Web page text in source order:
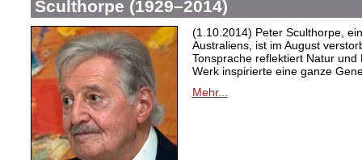
Sculthorpe (1929–2014)
(1.10.2014) Peter Sculthorpe,
Australiens, ist im August
Tonsprache reflektiert Natur
Werk inspirierte eine ganze
Mehr...